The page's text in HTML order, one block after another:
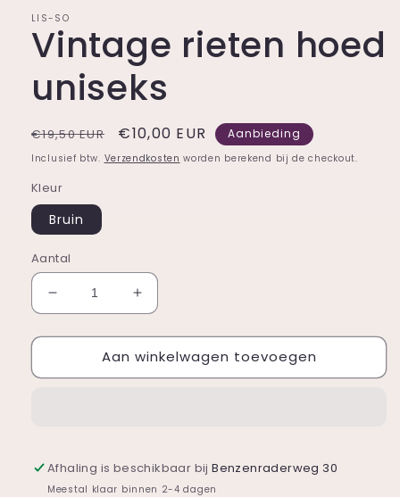
LIS-SO
Vintage rieten hoed
uniseks
Normale
prijs
€19,50 EUR Aanbiedingsprijs
€10,00 EUR Aanbieding
Inclusief btw. Verzendkosten worden berekend bij de checkout.
Kleur
Bruin
Aantal
Aantal
verlagen
voor
Vintage
rieten
Aantal
verhogen
voor
Vintage
rieten
Aan winkelwagen toevoegen
Afhaling is beschikbaar bijBenzenraderweg 30
Meestal klaar binnen 2-4 dagen